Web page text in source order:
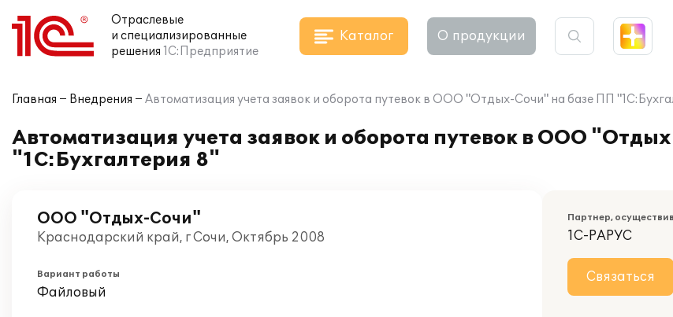
Отраслевые
и специализированные
решения 1С:Предприятие
Каталог О продукции
Главная Внедрения Автоматизация учета заявок и оборота путевок в ООО "Отдых-Сочи" на базе ПП
Автоматизация учета заявок и оборота путевок в ООО
"1С:Бухгалтерия 8"
ООО "Отдых-Сочи"
Краснодарский край, г Сочи, Октябрь 2008
Вариант работы
Файловый
Партнер,
1С-РАРУС
Связаться